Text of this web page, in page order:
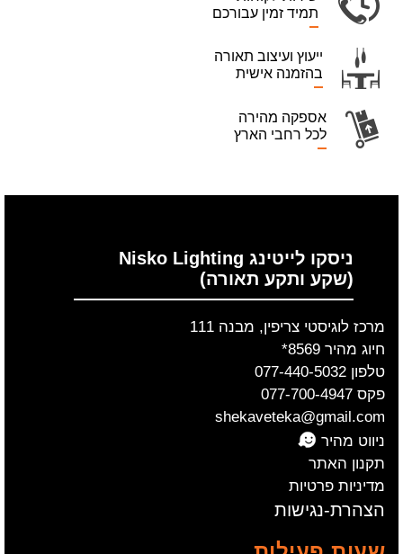
תמיד זמין עבורכם
ייעוץ ועיצוב תאורה
בהזמנה אישית
אספקה מהירה
לכל רחבי הארץ
ניסקו לייטינג Nisko Lighting
(שקע ותקע תאורה)
מרכז לוגיסטי צריפין, מבנה 111
חיוג מהיר 8569*
טלפון 077-440-5032
פקס 077-700-4947
shekaveteka@gmail.com
ניווט מהיר
תקנון האתר
מדיניות פרטיות
הצהרת-נגישות